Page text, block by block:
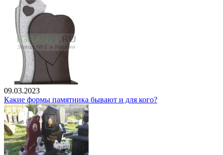
09.03.2023
Какие формы памятника бывают и для кого?